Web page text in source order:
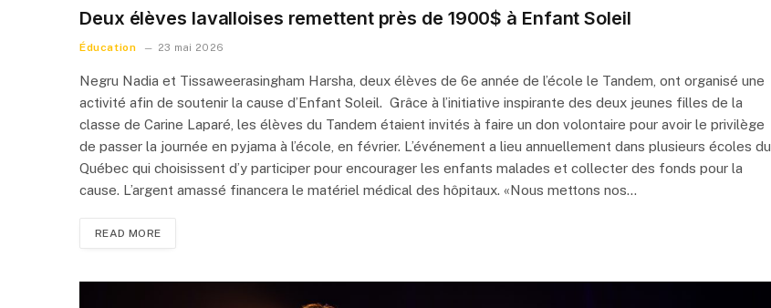
Deux élèves lavalloises remettent près de 1900$ à Enfant Soleil
Éducation 23 mai 2026
Negru Nadia et Tissaweerasingham Harsha, deux élèves de 6e année de l’école le Tandem, ont organisé une
activité afin de soutenir la cause d’Enfant Soleil. Grâce à l’initiative inspirante des deux jeunes filles de la
classe de Carine Laparé, les élèves du Tandem étaient invités à faire un don volontaire pour avoir le privilège
de passer la journée en pyjama à l’école, en février. L’événement a lieu annuellement dans plusieurs écoles du
Québec qui choisissent d’y participer pour encourager les enfants malades et collecter des fonds pour la
cause. L’argent amassé financera le matériel médical des hôpitaux. «Nous mettons nos…
READ MORE